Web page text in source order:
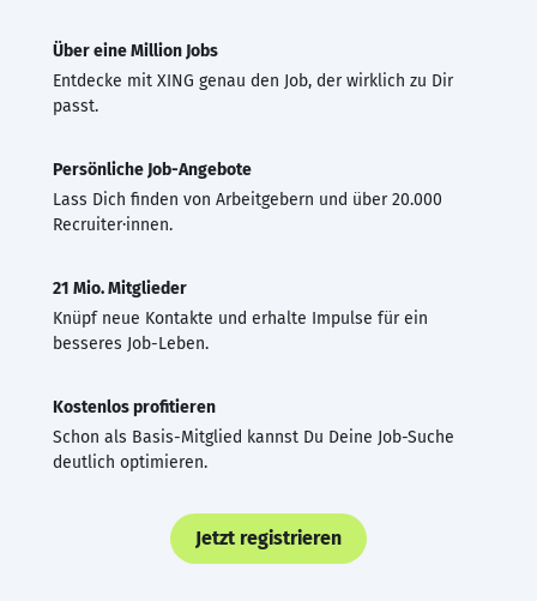
Über eine Million Jobs
Entdecke mit XING genau den Job, der wirklich zu Dir
passt.
Persönliche Job-Angebote
Lass Dich finden von Arbeitgebern und über 20.000
Recruiter·innen.
21 Mio. Mitglieder
Knüpf neue Kontakte und erhalte Impulse für ein
besseres Job-Leben.
Kostenlos profitieren
Schon als Basis-Mitglied kannst Du Deine Job-Suche
deutlich optimieren.
Jetzt registrieren